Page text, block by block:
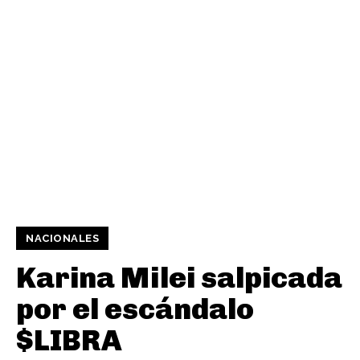
NACIONALES
Karina Milei salpicada
por el escándalo
$LIBRA